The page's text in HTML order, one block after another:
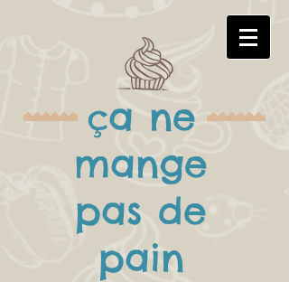
ça ne
mange
pas de
pain